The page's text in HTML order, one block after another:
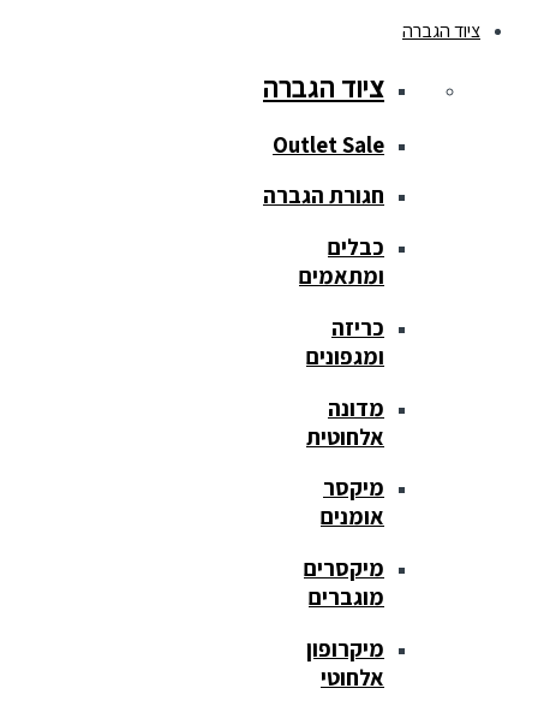
ציוד הגברה
ציוד הגברה
Outlet Sale
חגורת הגברה
כבלים
ומתאמים
כריזה
ומגפונים
מדונה
אלחוטית
מיקסר
אומנים
מיקסרים
מוגברים
מיקרופון
אלחוטי